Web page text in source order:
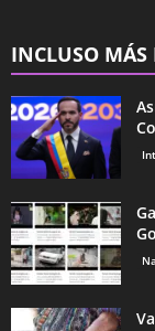
INCLUSO MÁS